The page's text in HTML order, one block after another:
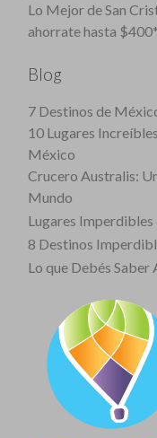
Lo Mejor de San
ahorrate hasta $400*
Blog
7 Destinos de
10 Lugares
México
Crucero Australis:
Mundo
Lugares
8 Destinos
Lo que Debés Saber